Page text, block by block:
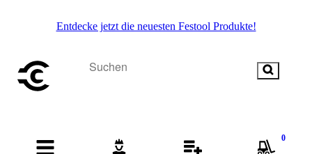
Entdecke jetzt die neuesten Festool Produkte!
0